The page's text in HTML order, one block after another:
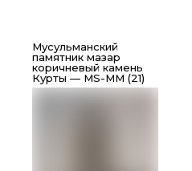
Мусульманский
памятник мазар
коричневый камень
Курты — MS-MM (21)